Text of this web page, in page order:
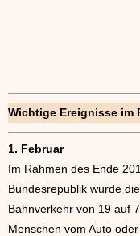
Wichtige Ereignisse im
1. Februar
Im Rahmen des Ende
Bundesrepublik wurde
Bahnverkehr von 19 auf
Menschen vom Auto